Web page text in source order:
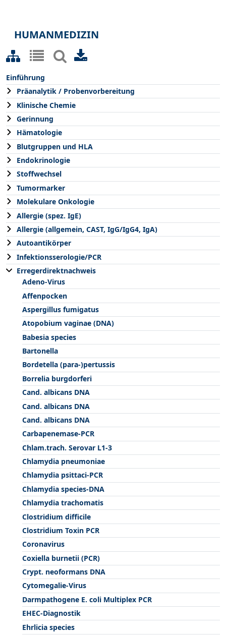
HUMANMEDIZIN
Einführung
Präanalytik / Probenvorbereitung
Klinische Chemie
Gerinnung
Hämatologie
Blutgruppen und HLA
Endokrinologie
Stoffwechsel
Tumormarker
Molekulare Onkologie
Allergie (spez. IgE)
Allergie (allgemein, CAST, IgG/IgG4, IgA)
Autoantikörper
Infektionsserologie/PCR
Erregerdirektnachweis
Adeno-Virus
Affenpocken
Aspergillus fumigatus
Atopobium vaginae (DNA)
Babesia species
Bartonella
Bordetella (para-)pertussis
Borrelia burgdorferi
Cand. albicans DNA
Cand. albicans DNA
Cand. albicans DNA
Carbapenemase-PCR
Chlam.trach. Serovar L1-3
Chlamydia pneumoniae
Chlamydia psittaci-PCR
Chlamydia species-DNA
Chlamydia trachomatis
Clostridium difficile
Clostridium Toxin PCR
Coronavirus
Coxiella burnetii (PCR)
Crypt. neoformans DNA
Cytomegalie-Virus
Darmpathogene E. coli Multiplex PCR
EHEC-Diagnostik
Ehrlicia species